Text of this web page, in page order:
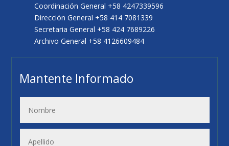
Coordinación General +58 4247339596
Dirección General +58 414 7081339
Secretaria General +58 424 7689226
Archivo General +58 4126609484
Mantente Informado